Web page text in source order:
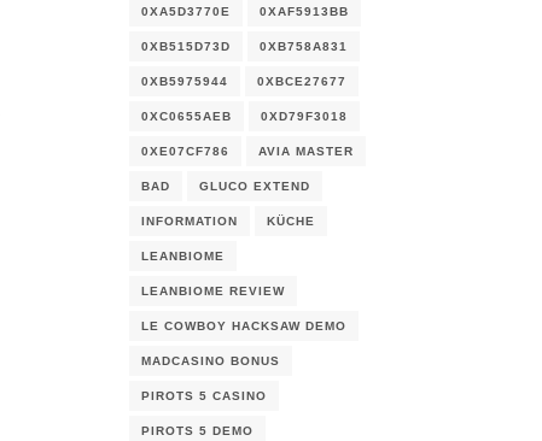
0XA5D3770E 0XAF5913BB
0XB515D73D 0XB758A831
0XB5975944 0XBCE27677
0XC0655AEB 0XD79F3018
0XE07CF786 AVIA MASTER
BAD GLUCO EXTEND
INFORMATION KÜCHE
LEANBIOME
LEANBIOME REVIEW
LE COWBOY HACKSAW DEMO
MADCASINO BONUS
PIROTS 5 CASINO
PIROTS 5 DEMO